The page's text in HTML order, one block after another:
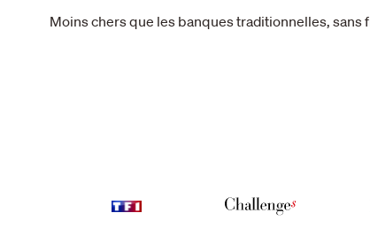
Moins chers que les banques traditionnelles, sans